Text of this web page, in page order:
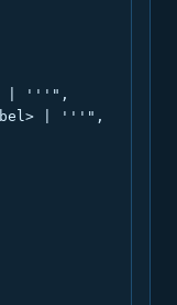
| '''",
| '''",